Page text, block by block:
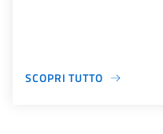
SCOPRI TUTTO